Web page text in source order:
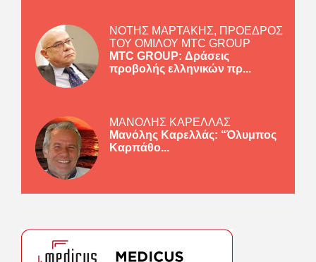
ΝΟΤΗΣ ΜΑΡΤΑΚΗΣ, ΠΡΟΕΔΡΟΣ
ΤΟΥ ΟΜΙΛΟΥ MTC GROUP
MTC GROUP: Δράσεις
προβολής ελληνικών πρ...
ΜΑΝΟΛΗΣ ΚΑΡΕΛΛΑΣ
Μανόλης Καρελλάς: “Όλυμπος
Καρπάθο...